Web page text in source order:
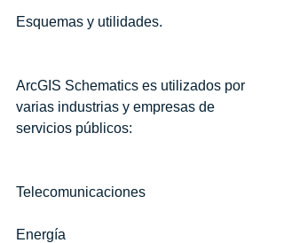
Esquemas y utilidades.
ArcGIS Schematics es utilizados por
varias industrias y empresas de
servicios públicos:
Telecomunicaciones
Energía